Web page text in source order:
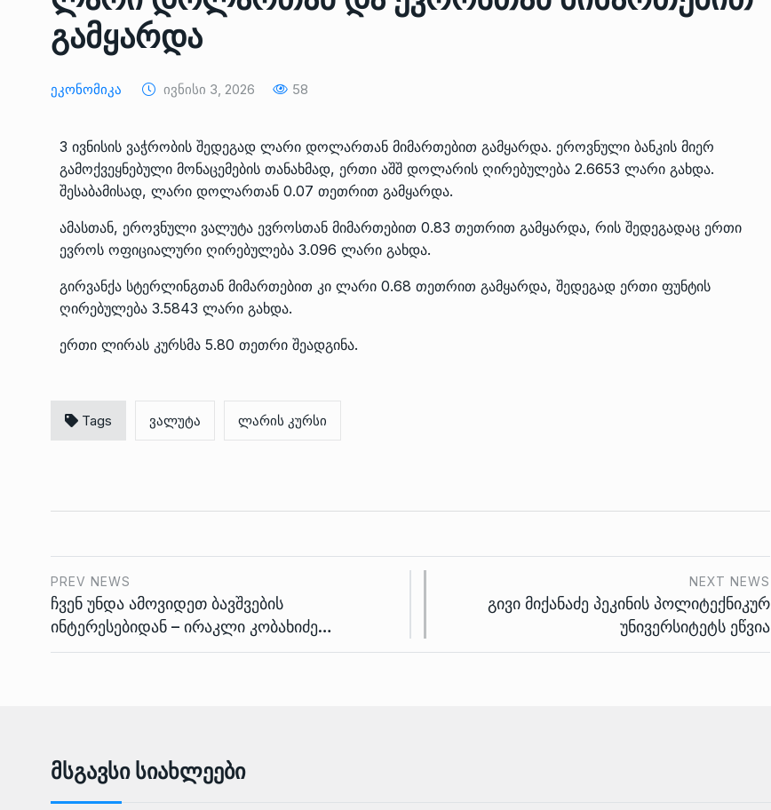
გამყარდა
Ეკონომიკა Ივნისი 3, 2026 58
3 ივნისის ვაჭრობის შედეგად ლარი დოლართან მიმართებით გამყარდა. ეროვნული ბანკის მიერ
გამოქვეყნებული მონაცემების თანახმად, ერთი აშშ დოლარის ღირებულება 2.6653 ლარი გახდა.
შესაბამისად, ლარი დოლართან 0.07 თეთრით გამყარდა.
ამასთან, ეროვნული ვალუტა ევროსთან მიმართებით 0.83 თეთრით გამყარდა, რის შედეგადაც ერთი
ევროს ოფიციალური ღირებულება 3.096 ლარი გახდა.
გირვანქა სტერლინგთან მიმართებით კი ლარი 0.68 თეთრით გამყარდა, შედეგად ერთი ფუნტის
ღირებულება 3.5843 ლარი გახდა.
ერთი ლირას კურსმა 5.80 თეთრი შეადგინა.
Tags ვალუტა ლარის კურსი
PREV NEWS
ჩვენ უნდა ამოვიდეთ ბავშვების
ინტერესებიდან – ირაკლი კობახიძე…
NEXT NEWS
გივი მიქანაძე პეკინის პოლიტექნიკურ
უნივერსიტეტს ეწვია
10/05/2022
8
გენერალურმა დირექტორმა შუა
თბილისის ზაქარია ფალიაშვილის
ბალეტის…
ᲙᲣᲚᲢᲣᲠᲐ 13/05/2022
თბილისის ზაქარია ფალიაშვილის
ბალეტის…
პრემიერ-მინისტრი ირაკლი
ᲒᲐᲜᲐᲗᲚᲔᲑᲐ 15/05/2022
პრემიერ-მინისტრმა ირაკლი
Მსგავსი Სიახლეები